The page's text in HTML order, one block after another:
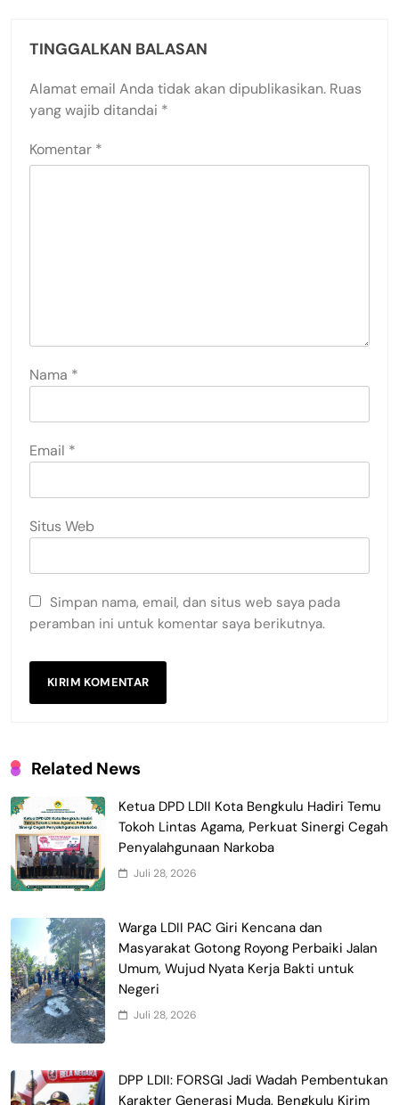
TINGGALKAN BALASAN
Alamat email Anda tidak akan dipublikasikan. Ruas
yang wajib ditandai *
Komentar *
Nama *
Email *
Situs Web
Simpan nama, email, dan situs web saya pada
peramban ini untuk komentar saya berikutnya.
Related News
Ketua DPD LDII Kota Bengkulu Hadiri Temu
Tokoh Lintas Agama, Perkuat Sinergi Cegah
Penyalahgunaan Narkoba
Juli 28, 2026
Warga LDII PAC Giri Kencana dan
Masyarakat Gotong Royong Perbaiki Jalan
Umum, Wujud Nyata Kerja Bakti untuk
Negeri
Juli 28, 2026
DPP LDII: FORSGI Jadi Wadah Pembentukan
Karakter Generasi Muda, Bengkulu Kirim